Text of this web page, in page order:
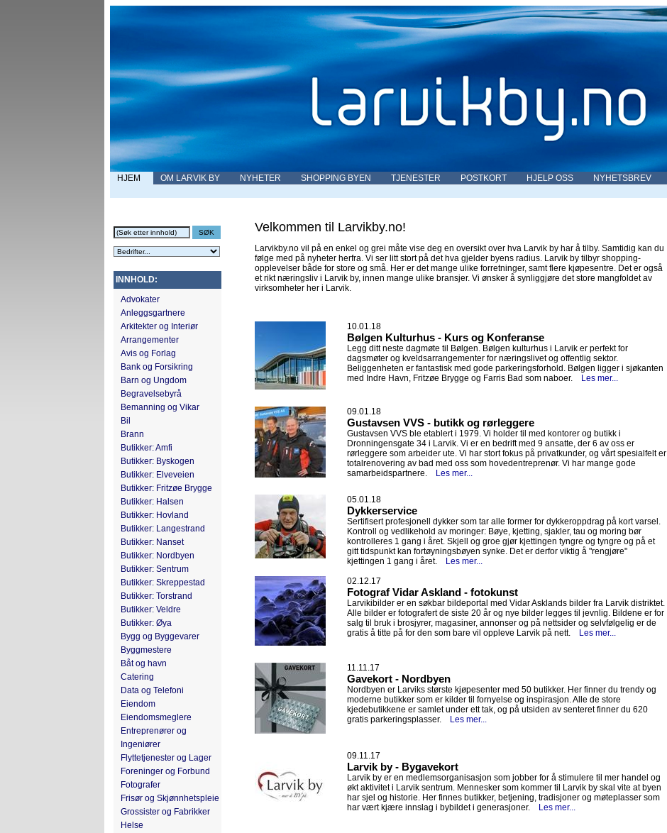
HJEM OM LARVIK BY NYHETER SHOPPING BYEN TJENESTER POSTKORT HJELP OSS NYHETSBREV
INNHOLD:
Advokater
Anleggsgartnere
Arkitekter og Interiør
Arrangementer
Avis og Forlag
Bank og Forsikring
Barn og Ungdom
Begravelsebyrå
Bemanning og Vikar
Bil
Brann
Butikker: Amfi
Butikker: Byskogen
Butikker: Elveveien
Butikker: Fritzøe Brygge
Butikker: Halsen
Butikker: Hovland
Butikker: Langestrand
Butikker: Nanset
Butikker: Nordbyen
Butikker: Sentrum
Butikker: Skreppestad
Butikker: Torstrand
Butikker: Veldre
Butikker: Øya
Bygg og Byggevarer
Byggmestere
Båt og havn
Catering
Data og Telefoni
Eiendom
Eiendomsmeglere
Entreprenører og
Ingeniører
Flyttetjenester og Lager
Foreninger og Forbund
Fotografer
Frisør og Skjønnhetspleie
Grossister og Fabrikker
Helse
Velkommen til Larvikby.no!
Larvikby.no vil på en enkel og grei måte vise deg en oversikt over hva Larvik by har å tilby. Samtidig kan du
følge med på nyheter herfra. Vi ser litt stort på det hva gjelder byens radius. Larvik by tilbyr shopping-
opplevelser både for store og små. Her er det mange ulike forretninger, samt flere kjøpesentre. Det er også
et rikt næringsliv i Larvik by, innen mange ulike bransjer. Vi ønsker å synliggjøre det store mangfoldet av
virksomheter her i Larvik.
10.01.18
Bølgen Kulturhus - Kurs og Konferanse
Legg ditt neste dagmøte til Bølgen. Bølgen kulturhus i Larvik er perfekt for
dagsmøter og kveldsarrangementer for næringslivet og offentlig sektor.
Beliggenheten er fantastisk med gode parkeringsforhold. Bølgen ligger i sjøkanten
med Indre Havn, Fritzøe Brygge og Farris Bad som naboer.
Les mer...
09.01.18
Gustavsen VVS - butikk og rørleggere
Gustavsen VVS ble etablert i 1979. Vi holder til med kontorer og butikk i
Dronningensgate 34 i Larvik. Vi er en bedrift med 9 ansatte, der 6 av oss er
rørleggere som arbeider ute. Vi har stort fokus på privatkunder, og vårt spesialfelt er
totalrenovering av bad med oss som hovedentreprenør. Vi har mange gode
samarbeidspartnere.
Les mer...
05.01.18
Dykkerservice
Sertifisert profesjonell dykker som tar alle former for dykkeroppdrag på kort varsel.
Kontroll og vedlikehold av moringer: Bøye, kjetting, sjakler, tau og moring bør
kontrolleres 1 gang i året. Skjell og groe gjør kjettingen tyngre og tyngre og på et
gitt tidspunkt kan fortøyningsbøyen synke. Det er derfor viktig å "rengjøre"
kjettingen 1 gang i året.
Les mer...
02.12.17
Fotograf Vidar Askland - fotokunst
Larvikibilder er en søkbar bildeportal med Vidar Asklands bilder fra Larvik distriktet.
Alle bilder er fotografert de siste 20 år og nye bilder legges til jevnlig. Bildene er for
salg til bruk i brosjyrer, magasiner, annonser og på nettsider og selvfølgelig er de
gratis å titte på for den som bare vil oppleve Larvik på nett.
Les mer...
11.11.17
Gavekort - Nordbyen
Nordbyen er Larviks største kjøpesenter med 50 butikker. Her finner du trendy og
moderne butikker som er kilder til fornyelse og inspirasjon. Alle de store
kjedebutikkene er samlet under ett tak, og på utsiden av senteret finner du 620
gratis parkeringsplasser.
Les mer...
09.11.17
Larvik by - Bygavekort
Larvik by er en medlemsorganisasjon som jobber for å stimulere til mer handel og
økt aktivitet i Larvik sentrum. Mennesker som kommer til Larvik by skal vite at byen
har sjel og historie. Her finnes butikker, betjening, tradisjoner og møteplasser som
har vært kjære innslag i bybildet i generasjoner.
Les mer...